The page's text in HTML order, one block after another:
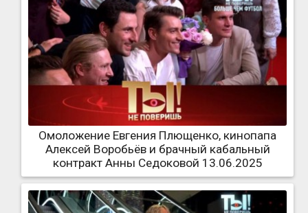
Омоложение Евгения Плющенко, кинопапа
Алексей Воробьёв и брачный кабальный
контракт Анны Седоковой 13.06.2025